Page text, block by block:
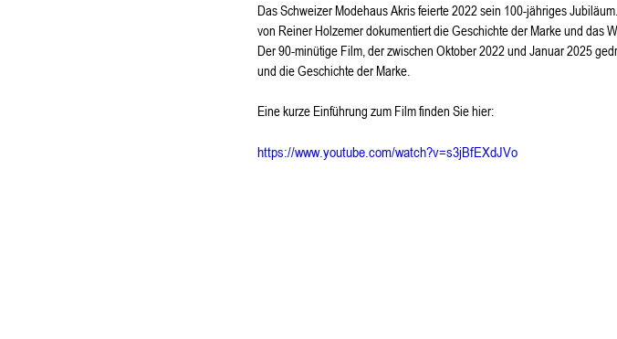
Das Schweizer Modehaus Akris feierte 2022 sein 100-jähriges
von Reiner Holzemer dokumentiert die Geschichte der Marke und das
Der 90-minütige Film, der zwischen Oktober 2022 und Januar 2025
und die Geschichte der Marke.
Eine kurze Einführung zum Film finden Sie hier:
https://www.youtube.com/watch?v=s3jBfEXdJVo